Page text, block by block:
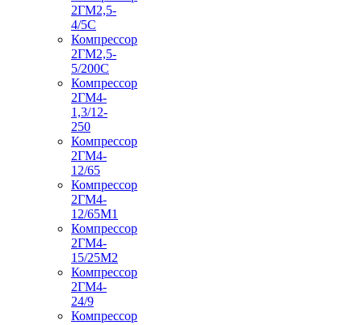
2ГМ2,5-
4/5С
Компрессор
2ГМ2,5-
5/200С
Компрессор
2ГМ4-
1,3/12-
250
Компрессор
2ГМ4-
12/65
Компрессор
2ГМ4-
12/65М1
Компрессор
2ГМ4-
15/25М2
Компрессор
2ГМ4-
24/9
Компрессор